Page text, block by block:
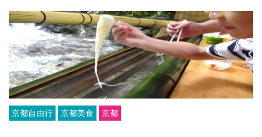
京都自由行 京都美食 京都